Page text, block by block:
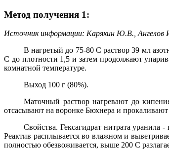
Метод получения 1:
Источник информации: Карякин Ю.В.,
В нагретый до 75-80 С раствор 39 мл
С до плотности 1,5 и затем продолжают
комнатной температуре.
Выход 100 г (80%).
Маточный раствор нагревают до
отсасывают на воронке Бюхнера и
Свойства. Гексагидрат нитрата
Реактив расплывается во влажном и
полностью обезвоживается, выше 200 С